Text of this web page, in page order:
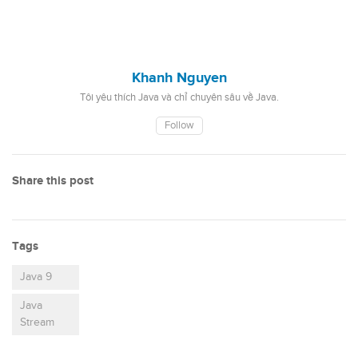
Khanh Nguyen
Tôi yêu thích Java và chỉ chuyên sâu về Java.
Follow
Share this post
Tags
Java 9
Java
Stream